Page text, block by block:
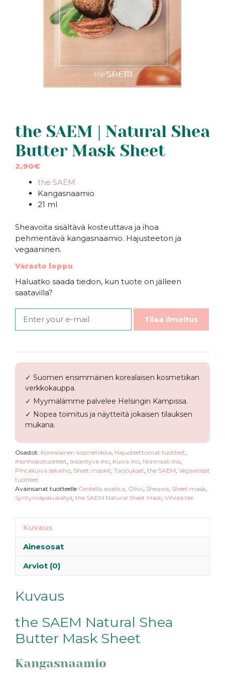
the SAEM | Natural Shea
Butter Mask Sheet
2,90€
the SAEM
Kangasnaamio
21 ml
Sheavoita sisältävä kosteuttava ja ihoa
pehmentävä kangasnaamio. Hajusteeton ja
vegaaninen.
Varasto loppu
Haluatko saada tiedon, kun tuote on jälleen
saatavilla?
Tilaa ilmoitus
Lisää toivelistalle
✓ Suomen ensimmäinen korealaisen kosmetiikan
verkkokauppa.
✓ Myymälämme palvelee Helsingin Kampissa.
✓ Nopea toimitus ja näytteitä jokaisen tilauksen
Osastot:Korealainen kosmetiikka ,Hajusteettomat tuotteet
Ihonhoitotuotteet,Ikääntyvä iho, Kuiva iho,Normaali iho,
Pintakuiva sekaiho
tuotteet
Avainsanat tuotteelleCentella asiatica, Oliivi, Sheavoi , Sheet mask
Kuvaus
Arviot (0)
the SAEM Natural Shea